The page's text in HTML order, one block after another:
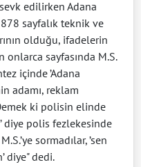
edilirken Adana
sayfalık teknik ve
olduğu, ifadelerin
sayfasında M.S.
içinde ’Adana
adamı, reklam
ki polisin elinde
diye polis fezlekesinde
sormadılar, ’sen
diye" dedi.